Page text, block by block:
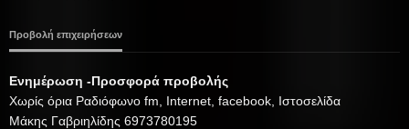
Προβολή επιχειρήσεων
Ενημέρωση -Προσφορά προβολής
Xωρίς όρια Ραδιόφωνο fm, Internet, facebook, Ιστοσελίδα
Μάκης Γαβριηλίδης 6973780195